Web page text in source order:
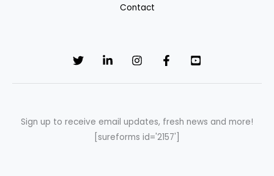
Contact
Sign up to receive email updates, fresh news and more!
[sureforms id='2157']